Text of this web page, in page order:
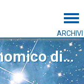
ARCHIVI
Osservatorio Astronomico di Capodimonte